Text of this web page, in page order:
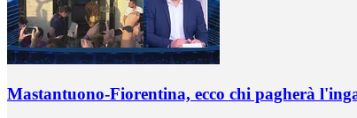
Mastantuono-Fiorentina, ecco chi pagherà